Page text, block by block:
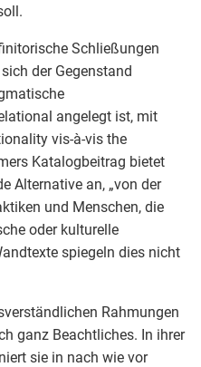
Schließungen
der Gegenstand
angelegt ist, mit
vis-à-vis the
Katalogbeitrag bietet
Alternative an, „von der
und Menschen, die
oder kulturelle
spiegeln dies nicht
Rahmungen
ganz Beachtliches. In ihrer
sie in nach wie vor